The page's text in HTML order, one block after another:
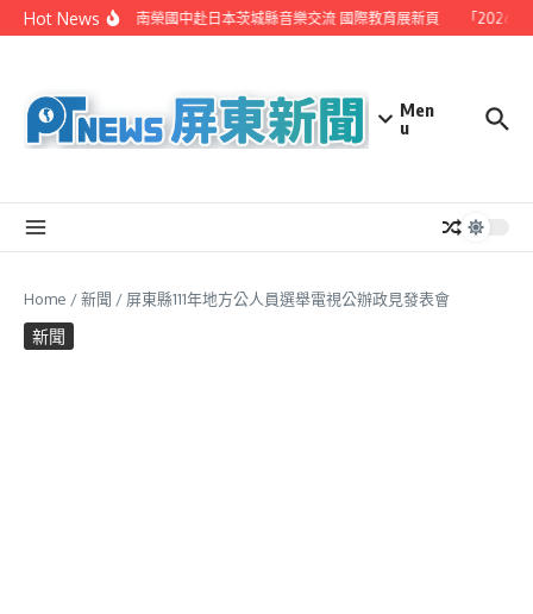
Skip to content
Hot News
營開始招生 屏東南榮國中赴日本茨城縣音樂交流 國際教育展新頁 「2026城
Men
u
Home /新聞 / 屏東縣111年地方公人員選舉電視公辦政見發表會
新聞